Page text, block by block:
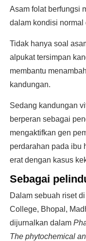
Asam folat berfungsi
dalam kondisi
Tidak hanya soal
alpukat tersimpan
membantu
kandungan.
Sedang kandungan
berperan sebagai
mengaktifkan gen
perdarahan pada ibu
erat dengan kasus
Sebagai
Dalam sebuah riset di
College, Bhopal,
dijurnalkan dalam
The phytochemical